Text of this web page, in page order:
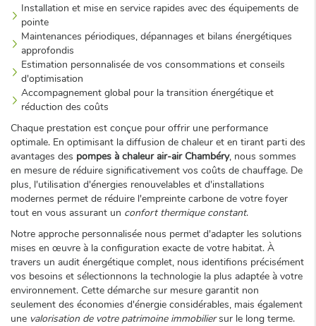
Installation et mise en service rapides avec des équipements de
pointe
Maintenances périodiques, dépannages et bilans énergétiques
approfondis
Estimation personnalisée de vos consommations et conseils
d'optimisation
Accompagnement global pour la transition énergétique et
réduction des coûts
Chaque prestation est conçue pour offrir une performance
optimale. En optimisant la diffusion de chaleur et en tirant parti des
avantages des pompes à chaleur air-air Chambéry, nous sommes
en mesure de réduire significativement vos coûts de chauffage. De
plus, l'utilisation d'énergies renouvelables et d'installations
modernes permet de réduire l'empreinte carbone de votre foyer
tout en vous assurant un confort thermique constant.
Notre approche personnalisée nous permet d'adapter les solutions
mises en œuvre à la configuration exacte de votre habitat. À
travers un audit énergétique complet, nous identifions précisément
vos besoins et sélectionnons la technologie la plus adaptée à votre
environnement. Cette démarche sur mesure garantit non
seulement des économies d'énergie considérables, mais également
une valorisation de votre patrimoine immobiliersur le long terme.